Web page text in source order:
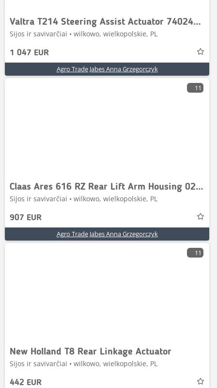
Valtra T214 Steering Assist Actuator 7402462401 Dana V362
Sijos ir savivarčiai • wilkowo, wielkopolskie, PL
1 047 EUR
Agro Trade Jabes Anna Grzegorczyk
11
Claas Ares 616 RZ Rear Lift Arm Housing 0236 B02Y
Sijos ir savivarčiai • wilkowo, wielkopolskie, PL
907 EUR
Agro Trade Jabes Anna Grzegorczyk
11
New Holland T8 Rear Linkage Actuator
Sijos ir savivarčiai • wilkowo, wielkopolskie, PL
442 EUR